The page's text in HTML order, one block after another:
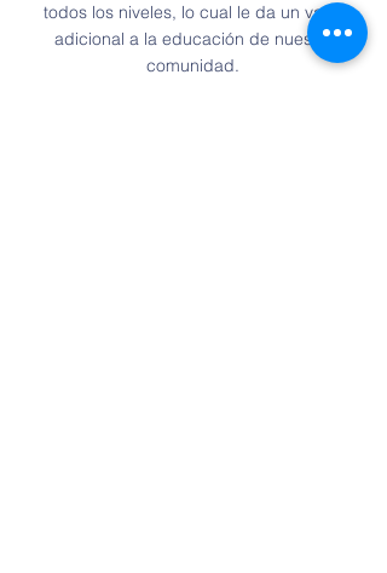
todos los niveles, lo cual le da un valor
adicional a la educación de nuestra
comunidad.